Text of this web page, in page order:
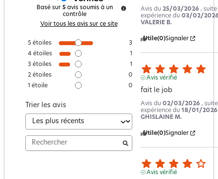
Basé sur 5 avis soumis à un
contrôle
Voir tous les avis sur ce site
5 étoiles
3
4 étoiles
1
3 étoiles
1
2 étoiles
0
1 étoile 0
Trier les avis
Avis du 25/03/2026 , suite
expérience du 03/02/
VALERIE B.
Utile(0)Signaler
Avis vérifié
fait le job
Avis du 02/03/2026 ,
expérience du 18/01/2026
GHISLAINE M.
Utile(0)Signaler
Avis vérifié